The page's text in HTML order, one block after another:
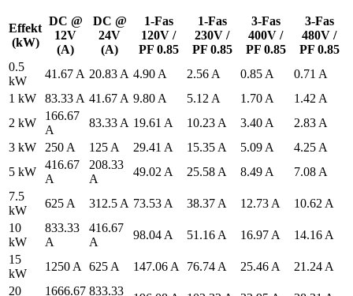
Effekt
(kW)
DC @
12V
(A)
DC @
24V
(A)
1-Fas
120V /
PF 0.85
1-Fas
230V /
PF 0.85
3-Fas
400V /
PF 0.85
3-Fas
480V /
PF 0.85
0.5
kW
41.67 A 20.83 A 4.90 A 2.56 A 0.85 A
0.71 A
1 kW
83.33 A 41.67 A 9.80 A 5.12 A 1.70 A
1.42 A
2 kW
166.67
A
83.33 A 19.61 A 10.23 A 3.40 A
2.83 A
3 kW
250 A 125 A 29.41 A 15.35 A 5.09 A
4.25 A
5 kW
416.67
A
208.33
A
49.02 A 25.58 A 8.49 A
7.08 A
7.5
kW
625 A 312.5 A 73.53 A 38.37 A 12.73 A
10.62 A
10
kW
833.33
A
416.67
A
98.04 A 51.16 A 16.97 A
14.16 A
15
kW
1250 A 625 A 147.06 A 76.74 A 25.46 A
21.24 A
20
1666.67 833.33